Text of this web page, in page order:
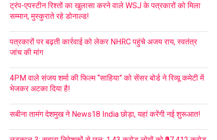
ट्रंप-एपस्टीन रिश्तों का खुलासा करने वाले WSJ के पत्रकारों को मिला
सम्मान, मुस्कुराते रहे डोनाल्ड!
पत्रकारों पर बढ़ती कार्रवाई को लेकर NHRC पहुंचे अजय राय, स्वतंत्र
जांच की मांग
4PM वाले संजय शर्मा की फिल्म “साहिया” को सेंसर बोर्ड ने रिव्यू कमेटी में
भेजकर अटका दिया है!
सबीना तामंग देशमुख ने News18 India छोड़ा, यहां करेंगी नई शुरूआत!